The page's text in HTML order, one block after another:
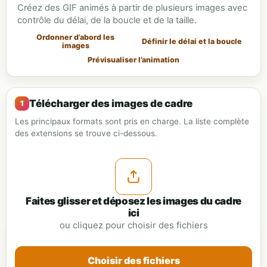
Créez des GIF animés à partir de plusieurs images avec
contrôle du délai, de la boucle et de la taille.
Ordonner d’abord les
images
Définir le délai et la boucle
Prévisualiser l’animation
Télécharger des images de cadre
Les principaux formats sont pris en charge. La liste complète
des extensions se trouve ci-dessous.
Faites glisser et déposez les images du cadre
ici
ou cliquez pour choisir des fichiers
Choisir des fichiers